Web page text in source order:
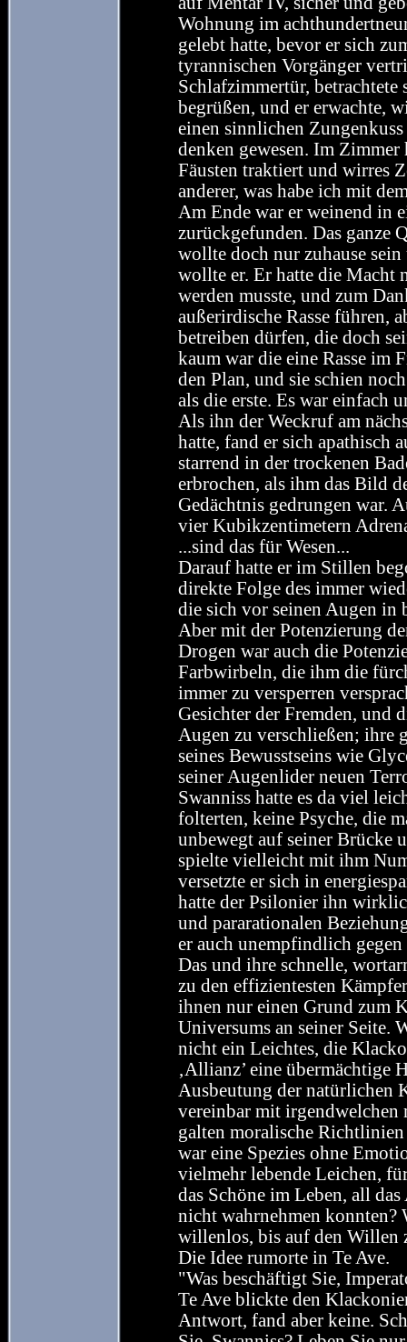
Wohnung im
gelebt hatte, bevor er sich
tyrannischen Vorgänger
Schlafzimmertür, betrachtete
begrüßen, und er erwachte,
einen sinnlichen
denken gewesen. Im
Fäusten traktiert und wirres
anderer, was habe ich mit
Am Ende war er weinend in
zurückgefunden. Das ganze
wollte doch nur zuhause
wollte er. Er hatte die Macht
werden musste, und zum
außerirdische Rasse führen,
betreiben dürfen, die doch
kaum war die eine Rasse im
den Plan, und sie schien
als die erste. Es war einfach
Als ihn der Weckruf am
hatte, fand er sich apathisch
starrend in der trockenen
erbrochen, als ihm das Bild
Gedächtnis gedrungen war.
vier Kubikzentimetern
...sind das für Wesen...
Darauf hatte er im Stillen
direkte Folge des immer
die sich vor seinen Augen in
Aber mit der Potenzierung
Drogen war auch die
Farbwirbeln, die ihm die
immer zu versperren
Gesichter der Fremden, und
Augen zu verschließen; ihre
seines Bewusstseins wie
seiner Augenlider neuen
Swanniss hatte es da viel
folterten, keine Psyche, die
unbewegt auf seiner Brücke
spielte vielleicht mit ihm
versetzte er sich in
hatte der Psilonier ihn
und pararationalen
er auch unempfindlich
Das und ihre schnelle,
zu den effizientesten
ihnen nur einen Grund zum
Universums an seiner Seite.
nicht ein Leichtes, die
‚Allianz’ eine übermächtige
Ausbeutung der natürlichen
vereinbar mit irgendwelchen
galten moralische
war eine Spezies ohne
vielmehr lebende Leichen,
das Schöne im Leben, all
nicht wahrnehmen konnten?
willenlos, bis auf den Willen
Die Idee rumorte in Te Ave.
"Was beschäftigt Sie,
Te Ave blickte den
Antwort, fand aber keine.